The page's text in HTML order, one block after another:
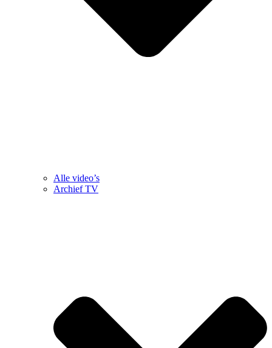
Alle video’s
Archief TV